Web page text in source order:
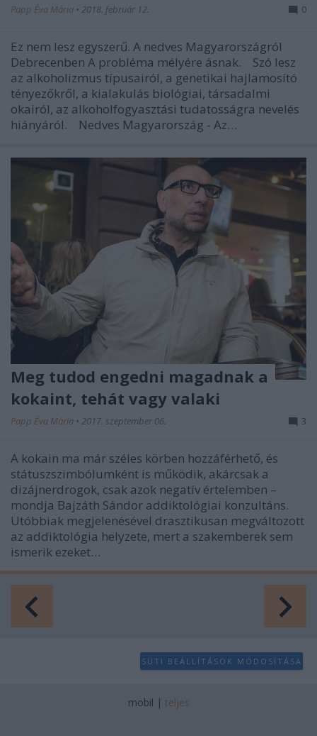
Papp Éva Mária • 2018. február 12. 0
Ez nem lesz egyszerű. A nedves Magyarországról
Debrecenben A probléma mélyére ásnak. Szó lesz
az alkoholizmus típusairól, a genetikai hajlamosító
tényezőkről, a kialakulás biológiai, társadalmi
okairól, az alkoholfogyasztási tudatosságra nevelés
hiányáról. Nedves Magyarország - Az…
Meg tudod engedni magadnak a
kokaint, tehát vagy valaki
Papp Éva Mária • 2017. szeptember 06. 3
A kokain ma már széles körben hozzáférhető, és
státuszszimbólumként is működik, akárcsak a
dizájnerdrogok, csak azok negatív értelemben –
mondja Bajzáth Sándor addiktológiai konzultáns.
Utóbbiak megjelenésével drasztikusan megváltozott
az addiktológia helyzete, mert a szakemberek sem
ismerik ezeket…
SÜTI BEÁLLÍTÁSOK MÓDOSÍTÁSA
mobil | teljes